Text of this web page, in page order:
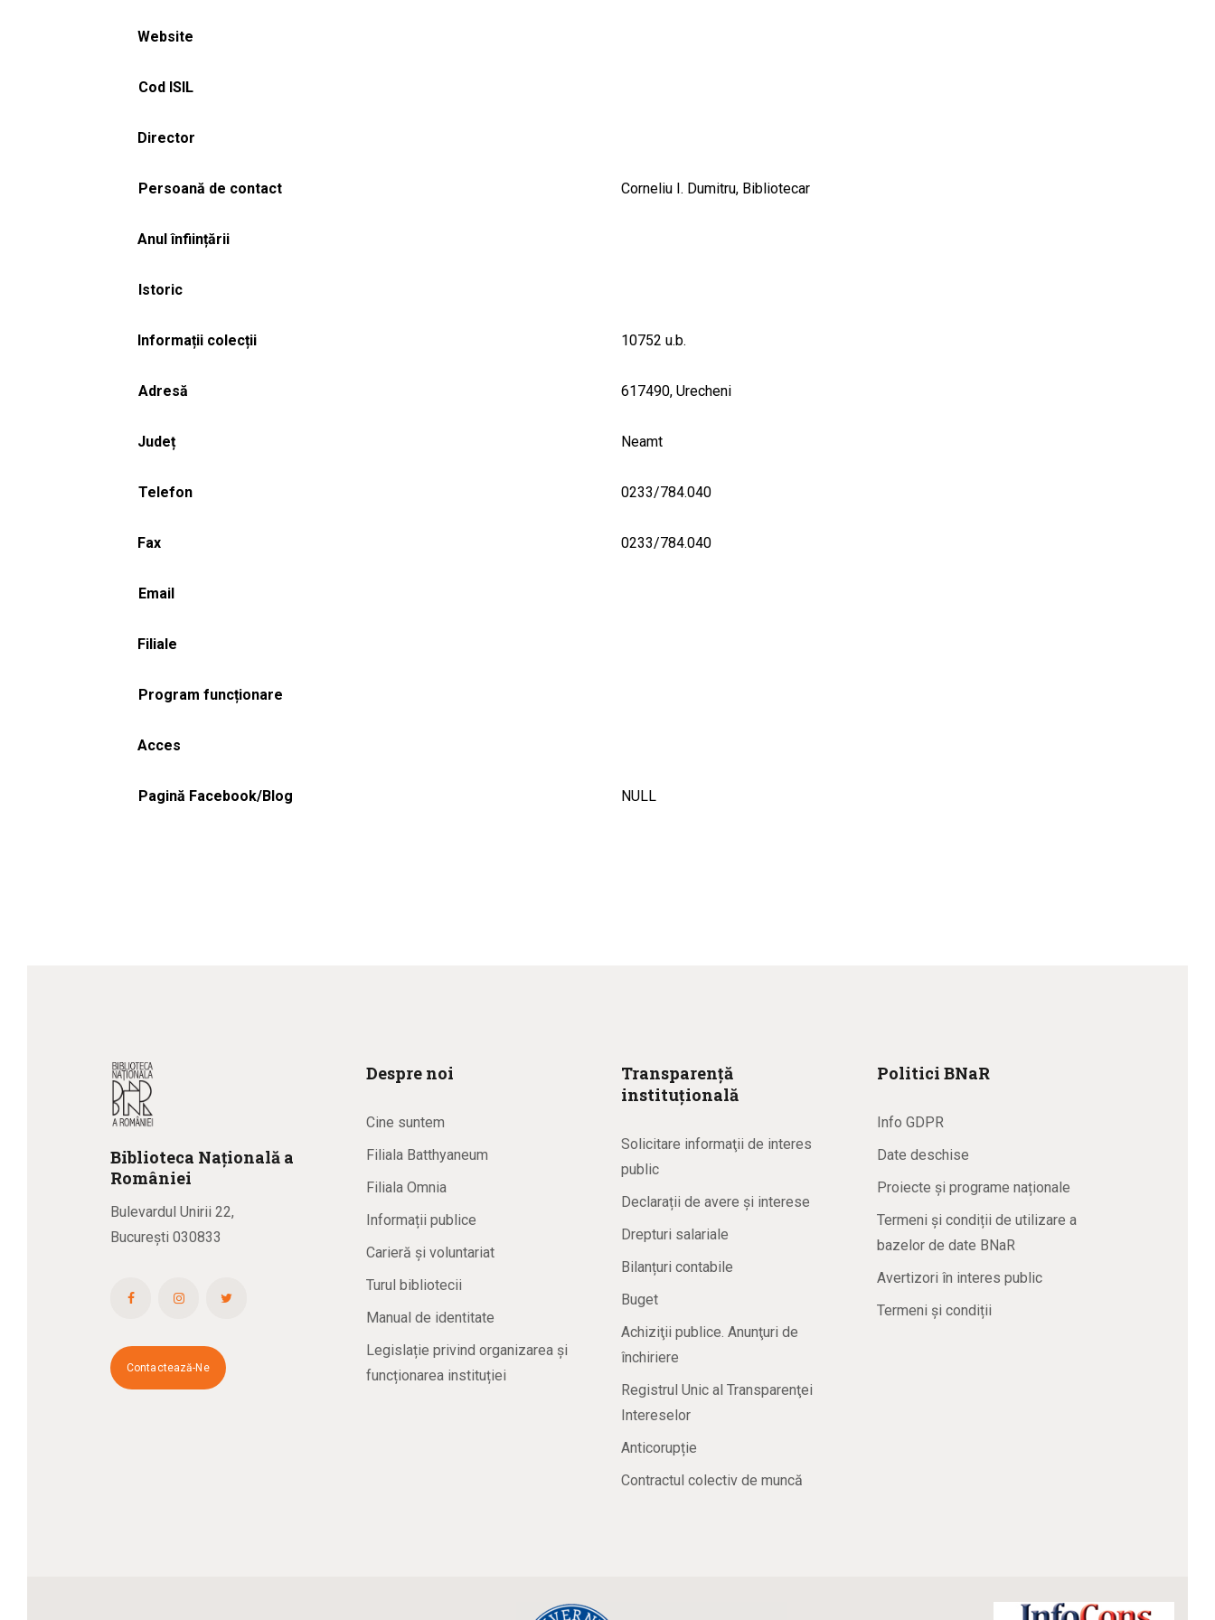
Website
Cod ISIL
Director
Persoană de contact Corneliu I. Dumitru, Bibliotecar
Anul înființării
Istoric
Informații colecții 10752 u.b.
Adresă 617490, Urecheni
Județ Neamt
Telefon 0233/784.040
Fax 0233/784.040
Email
Filiale
Program funcționare
Acces
Pagină Facebook/Blog NULL
Biblioteca Națională a
României
Bulevardul Unirii 22,
București 030833
Contactează-Ne
Despre noi
Cine suntem
Filiala Batthyaneum
Filiala Omnia
Informații publice
Carieră și voluntariat
Turul bibliotecii
Manual de identitate
Legislație privind organizarea și
funcționarea instituției
Transparență
instituțională
Solicitare informaţii de interes
public
Declarații de avere și interese
Drepturi salariale
Bilanțuri contabile
Buget
Achiziţii publice. Anunţuri de
închiriere
Registrul Unic al Transparenţei
Intereselor
Anticorupție
Contractul colectiv de muncă
Politici BNaR
Info GDPR
Date deschise
Proiecte și programe naționale
Termeni și condiții de utilizare a
bazelor de date BNaR
Avertizori în interes public
Termeni și condiții